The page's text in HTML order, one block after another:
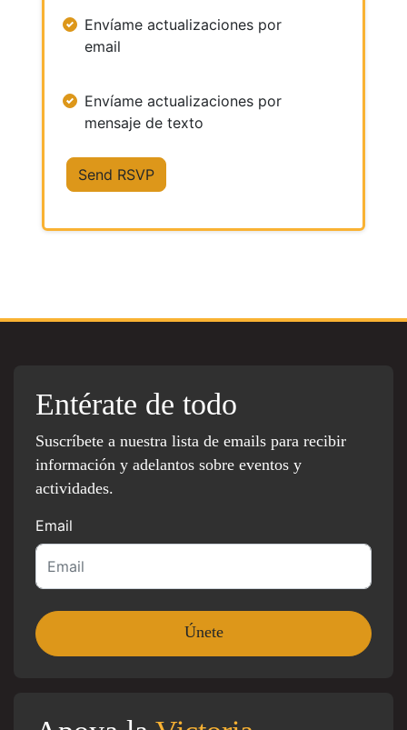
Envíame actualizaciones por
email
Envíame actualizaciones por
mensaje de texto
Entérate de todo
Suscríbete a nuestra lista de emails para recibir
información y adelantos sobre eventos y
actividades.
Email